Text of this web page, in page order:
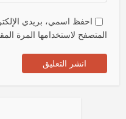
احفظ اسمي، بريدي
المتصفح لاستخدامها المرة